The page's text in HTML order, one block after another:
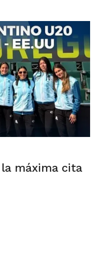
la máxima cita